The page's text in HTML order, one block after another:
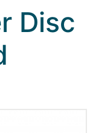
Disc